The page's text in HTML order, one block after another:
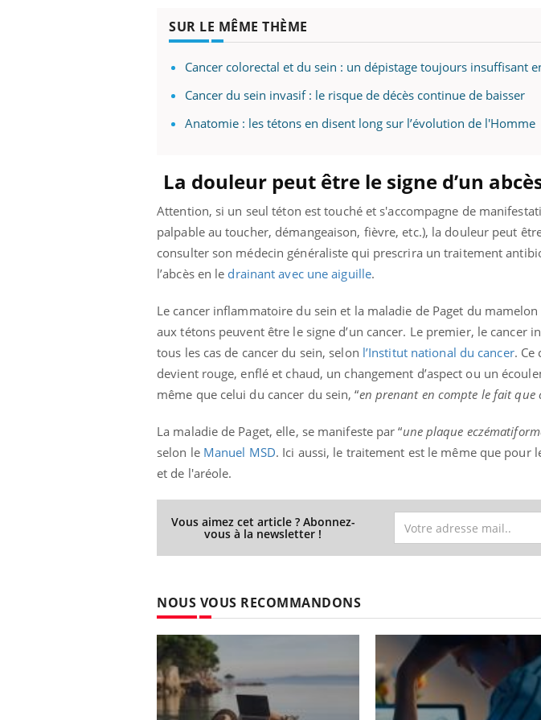
SUR LE MÊME THÈME
Cancer colorectal et du sein : un dépistage toujours insuffisant
Cancer du sein invasif : le risque de décès continue de baisser
Anatomie : les tétons en disent long sur l’évolution de l'Homme
La douleur peut être le signe d’un
Attention, si un seul téton est touché et s'accompagne de
palpable au toucher, démangeaison, fièvre, etc.), la douleur peut
consulter son médecin généraliste qui prescrira un traitement
l’abcès en le drainant avec une aiguille.
Le cancer inflammatoire du sein et la maladie de Paget du
aux tétons peuvent être le signe d’un cancer. Le premier, le cancer
tous les cas de cancer du sein, selon l’Institut national du cancer. Ce
devient rouge, enflé et chaud, un changement d’aspect ou un
même que celui du cancer du sein, “en prenant en compte le fait que
La maladie de Paget, elle, se manifeste par “une plaque
selon le Manuel MSD. Ici aussi, le traitement est le même que pour
et de l'aréole.
Vous aimez cet article ? Abonnez-
vous à la newsletter !
NOUS VOUS RECOMMANDONS